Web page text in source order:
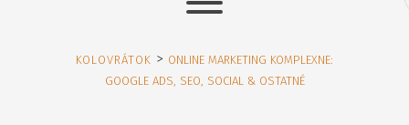
KOLOVRÁTOK > ONLINE MARKETING KOMPLEXNE:
GOOGLE ADS, SEO, SOCIAL & OSTATNÉ